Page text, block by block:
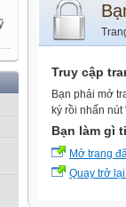
Truy cập
Bạn phải mở
ký rồi nhấn
Bạn làm gì
Mở trang
Quay trở